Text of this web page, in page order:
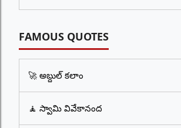
FAMOUS QUOTES
🚀 అబ్దుల్ కలాం
🧘 స్వామి వివేకానంద